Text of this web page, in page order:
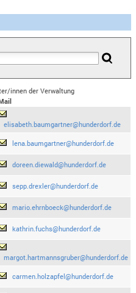
innen der Verwaltung
elisabeth.baumgartner@hunderdorf.de
lena.baumgartner@hunderdorf.de
doreen.diewald@hunderdorf.de
sepp.drexler@hunderdorf.de
mario.ehrnboeck@hunderdorf.de
kathrin.fuchs@hunderdorf.de
margot.hartmannsgruber@hunderdorf.de
carmen.holzapfel@hunderdorf.de